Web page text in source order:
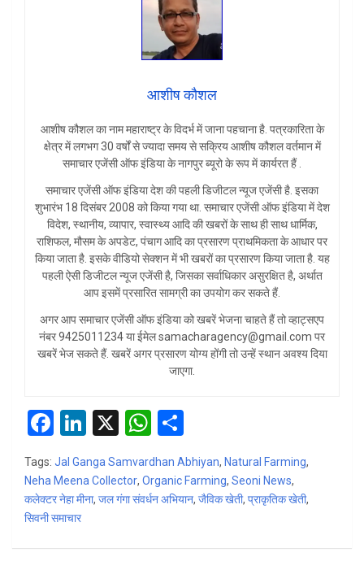
आशीष कौशल
आशीष कौशल का नाम महाराष्ट्र के विदर्भ में जाना पहचाना है. पत्रकारिता के
क्षेत्र में लगभग 30 वर्षों से ज्यादा समय से सक्रिय आशीष कौशल वर्तमान में
समाचार एजेंसी ऑफ इंडिया के नागपुर ब्यूरो के रूप में कार्यरत हैं .
समाचार एजेंसी ऑफ इंडिया देश की पहली डिजीटल न्यूज एजेंसी है. इसका
शुभारंभ 18 दिसंबर 2008 को किया गया था. समाचार एजेंसी ऑफ इंडिया में देश
विदेश, स्थानीय, व्यापार, स्वास्थ्य आदि की खबरों के साथ ही साथ धार्मिक,
राशिफल, मौसम के अपडेट, पंचाग आदि का प्रसारण प्राथमिकता के आधार पर
किया जाता है. इसके वीडियो सेक्शन में भी खबरों का प्रसारण किया जाता है. यह
पहली ऐसी डिजीटल न्यूज एजेंसी है, जिसका सर्वाधिकार असुरक्षित है, अर्थात
आप इसमें प्रसारित सामग्री का उपयोग कर सकते हैं.
अगर आप समाचार एजेंसी ऑफ इंडिया को खबरें भेजना चाहते हैं तो व्हाट्सएप
नंबर 9425011234 या ईमेल samacharagency@gmail.com पर
खबरें भेज सकते हैं. खबरें अगर प्रसारण योग्य होंगी तो उन्हें स्थान अवश्य दिया
जाएगा.
F
a
ce
b
o
o
Li
ke
dI
X
W
h
at
s
p
h
ar
e
Tags: Jal Ganga Samvardhan Abhiyan, Natural Farming,
Neha Meena Collector, Organic Farming, Seoni News,
कलेक्टर नेहा मीना, जल गंगा संवर्धन अभियान, जैविक खेती, प्राकृतिक खेती,
सिवनी समाचार